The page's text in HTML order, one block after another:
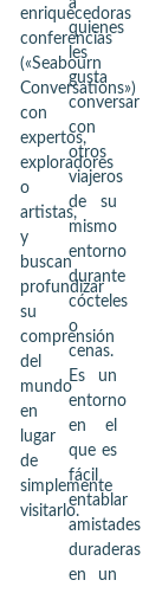
enriquecedoras
conferencias
(«Seabourn
Conversations»)
con
expertos,
exploradores
o
artistas,
y
buscan
profundizar
su
comprensión
del
mundo
en
lugar
de
simplemente
visitarlo.
a
quienes
les
gusta
conversar
con
otros
viajeros
de su
mismo
entorno
durante
cócteles
o
cenas.
Es un
entorno
en el
que es
fácil
entablar
amistades
duraderas
en un